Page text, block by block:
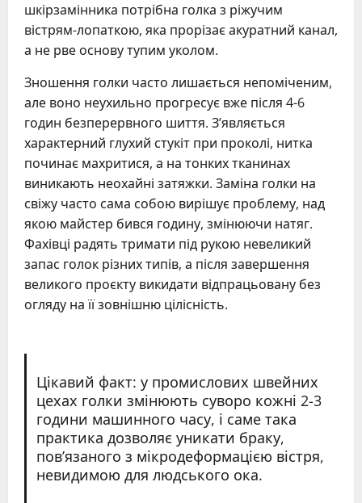
шкірзамінника потрібна голка з ріжучим
вістрям-лопаткою, яка прорізає акуратний канал,
а не рве основу тупим уколом.
Зношення голки часто лишається непоміченим,
але воно неухильно прогресує вже після 4-6
годин безперервного шиття. З’являється
характерний глухий стукіт при проколі, нитка
починає махритися, а на тонких тканинах
виникають неохайні затяжки. Заміна голки на
свіжу часто сама собою вирішує проблему, над
якою майстер бився годину, змінюючи натяг.
Фахівці радять тримати під рукою невеликий
запас голок різних типів, а після завершення
великого проєкту викидати відпрацьовану без
огляду на її зовнішню цілісність.
Цікавий факт: у промислових швейних
цехах голки змінюють суворо кожні 2-3
години машинного часу, і саме така
практика дозволяє уникати браку,
пов’язаного з мікродеформацією вістря,
невидимою для людського ока.